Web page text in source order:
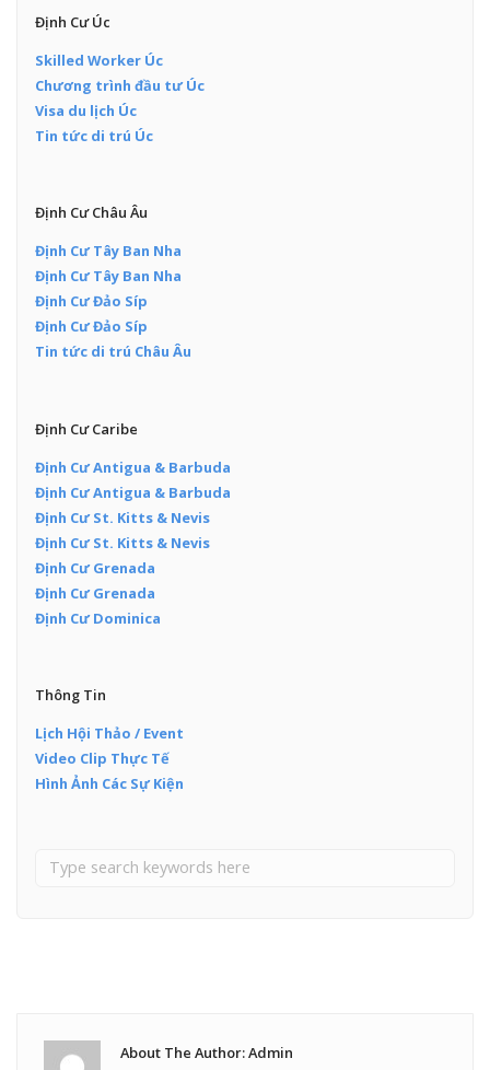
Định Cư Úc
Skilled Worker Úc
Chương trình đầu tư Úc
Visa du lịch Úc
Tin tức di trú Úc
Định Cư Châu Âu
Định Cư Tây Ban Nha
Định Cư Tây Ban Nha
Định Cư Đảo Síp
Định Cư Đảo Síp
Tin tức di trú Châu Âu
Định Cư Caribe
Định Cư Antigua & Barbuda
Định Cư Antigua & Barbuda
Định Cư St. Kitts & Nevis
Định Cư St. Kitts & Nevis
Định Cư Grenada
Định Cư Grenada
Định Cư Dominica
Thông Tin
Lịch Hội Thảo / Event
Video Clip Thực Tế
Hình Ảnh Các Sự Kiện
About The Author: Admin